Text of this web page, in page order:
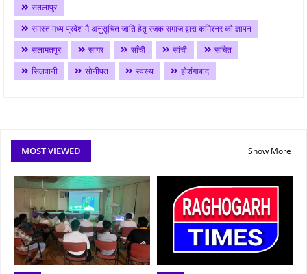
सतलापुर
समस्त मध्य प्रदेश मै अनुसूचित जाति हेतु रजक समाज द्वारा कमिश्नर को ज्ञापन
सलामतपुर
सागर साँची सांची
सांचेत
सिलवानी
सोनीपत स्वस्थ होशंगाबाद
MOST VIEWED Show More